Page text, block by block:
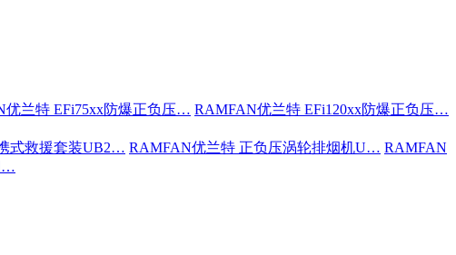
优兰特 EFi75xx防爆正负压… RAMFAN优兰特 EFi120xx防爆正负压…
式救援套装UB2… RAMFAN优兰特 正负压涡轮排烟机U… RAMFAN
…